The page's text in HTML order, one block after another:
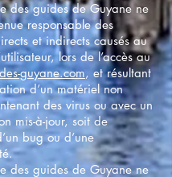
des guides de Guyane ne
responsable des
et indirects causés au
lors de l’accès au
guyane.com, et résultant
d’un matériel non
des virus ou avec un
mis-à-jour, soit de
bug ou d’une
des guides de Guyane ne